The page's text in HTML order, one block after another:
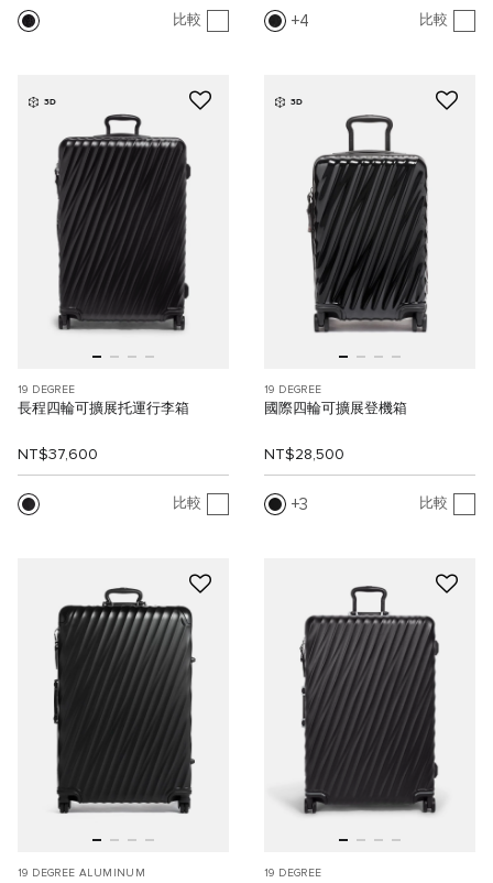
比較 4 比較
3D
19 DEGREE
長程四輪可擴展托運行李箱
NT$37,600
比較
3D
19 DEGREE
國際四輪可擴展登機箱
NT$28,500
3 比較
19 DEGREE ALUMINUM 19 DEGREE